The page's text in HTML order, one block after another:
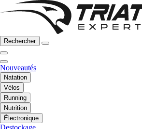
Rechercher
Nouveautés
Natation
Vélos
Running
Nutrition
Électronique
Destockage